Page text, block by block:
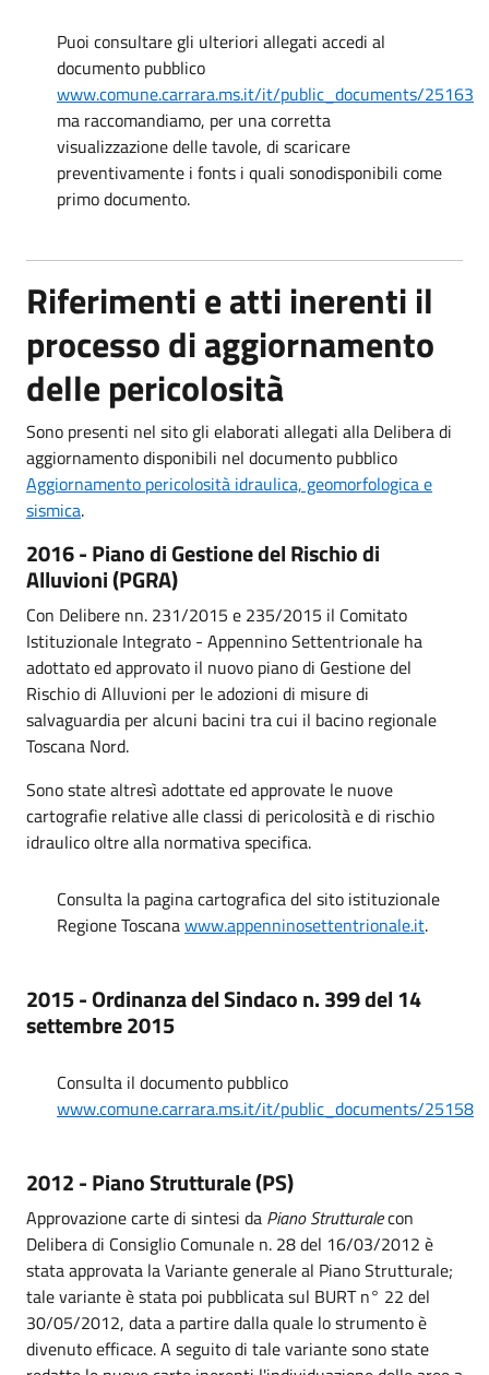
Puoi consultare gli ulteriori allegati accedi al
documento pubblico
www.comune.carrara.ms.it/it/public_documents/25163
ma raccomandiamo, per una corretta
visualizzazione delle tavole, di scaricare
preventivamente i fonts i quali sonodisponibili come
primo documento.
Riferimenti e atti inerenti il
processo di aggiornamento
delle pericolosità
Sono presenti nel sito gli elaborati allegati alla Delibera di
aggiornamento disponibili nel documento pubblico
Aggiornamento pericolosità idraulica, geomorfologica e
sismica.
2016 - Piano di Gestione del Rischio di
Alluvioni (PGRA)
Con Delibere nn. 231/2015 e 235/2015 il Comitato
Istituzionale Integrato - Appennino Settentrionale ha
adottato ed approvato il nuovo piano di Gestione del
Rischio di Alluvioni per le adozioni di misure di
salvaguardia per alcuni bacini tra cui il bacino regionale
Toscana Nord.
Sono state altresì adottate ed approvate le nuove
cartografie relative alle classi di pericolosità e di rischio
idraulico oltre alla normativa specifica.
Consulta la pagina cartografica del sito istituzionale
Regione Toscanawww.appenninosettentrionale.it.
2015 - Ordinanza del Sindaco n. 399 del 14
settembre 2015
Consulta il documento pubblico
www.comune.carrara.ms.it/it/public_documents/25158
2012 - Piano Strutturale (PS)
Approvazione carte di sintesi da Piano Strutturalecon
Delibera di Consiglio Comunale n. 28 del 16/03/2012 è
stata approvata la Variante generale al Piano Strutturale;
tale variante è stata poi pubblicata sul BURT n° 22 del
30/05/2012, data a partire dalla quale lo strumento è
divenuto efficace. A seguito di tale variante sono state